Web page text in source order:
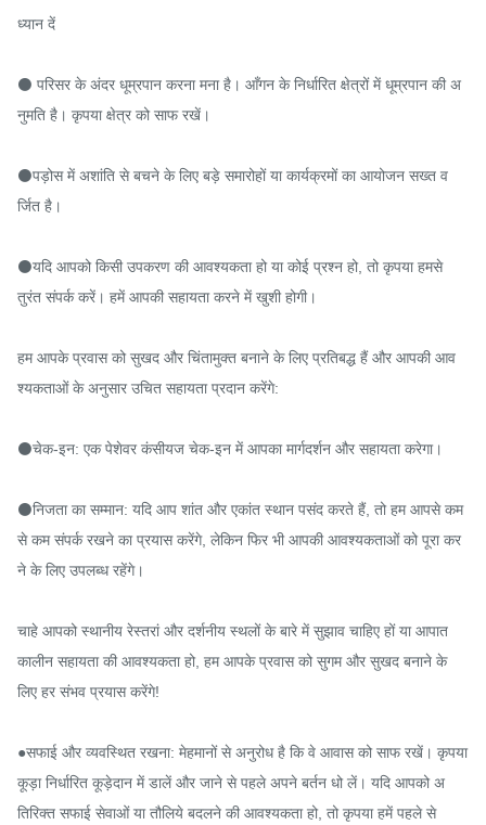
ध्यान दें
⚫ परिसर के अंदर धूम्रपान करना मना है। आँगन के निर्धारित क्षेत्रों में धूम्रपान की अ
नुमति है। कृपया क्षेत्र को साफ रखें।
⚫पड़ोस में अशांति से बचने के लिए बड़े समारोहों या कार्यक्रमों का आयोजन सख्त व
र्जित है।
⚫यदि आपको किसी उपकरण की आवश्यकता हो या कोई प्रश्न हो, तो कृपया हमसे
तुरंत संपर्क करें। हमें आपकी सहायता करने में खुशी होगी।
हम आपके प्रवास को सुखद और चिंतामुक्त बनाने के लिए प्रतिबद्ध हैं और आपकी आव
श्यकताओं के अनुसार उचित सहायता प्रदान करेंगे:
⚫चेक-इन: एक पेशेवर कंसीयज चेक-इन में आपका मार्गदर्शन और सहायता करेगा।
⚫निजता का सम्मान: यदि आप शांत और एकांत स्थान पसंद करते हैं, तो हम आपसे कम
से कम संपर्क रखने का प्रयास करेंगे, लेकिन फिर भी आपकी आवश्यकताओं को पूरा कर
ने के लिए उपलब्ध रहेंगे।
चाहे आपको स्थानीय रेस्तरां और दर्शनीय स्थलों के बारे में सुझाव चाहिए हों या आपात
कालीन सहायता की आवश्यकता हो, हम आपके प्रवास को सुगम और सुखद बनाने के
लिए हर संभव प्रयास करेंगे!
●सफाई और व्यवस्थित रखना: मेहमानों से अनुरोध है कि वे आवास को साफ रखें। कृपया
कूड़ा निर्धारित कूड़ेदान में डालें और जाने से पहले अपने बर्तन धो लें। यदि आपको अ
तिरिक्त सफाई सेवाओं या तौलिये बदलने की आवश्यकता हो, तो कृपया हमें पहले से